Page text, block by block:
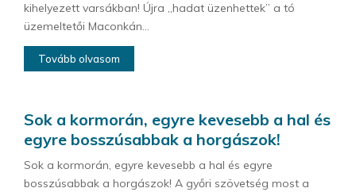
kihelyezett varsákban! Újra „hadat üzenhettek” a tó
üzemeltetői Maconkán...
Tovább olvasom
Sok a kormorán, egyre kevesebb a hal és
egyre bosszúsabbak a horgászok!
Sok a kormorán, egyre kevesebb a hal és egyre
bosszúsabbak a horgászok! A győri szövetség most a